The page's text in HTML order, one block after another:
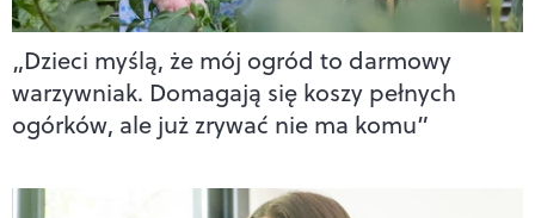
„Dzieci myślą, że mój ogród to darmowy
warzywniak. Domagają się koszy pełnych
ogórków, ale już zrywać nie ma komu”